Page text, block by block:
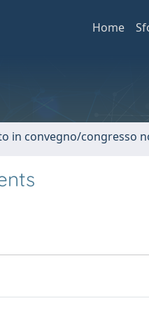
Home
in convegno/congresso